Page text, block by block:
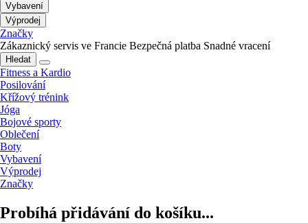
Vybavení
Výprodej
Značky
Zákaznický servis ve Francie Bezpečná platba Snadné vracení
Hledat
Fitness a Kardio
Posilování
Křížový trénink
Jóga
Bojové sporty
Oblečení
Boty
Vybavení
Výprodej
Značky
Probíhá přidávání do košíku...